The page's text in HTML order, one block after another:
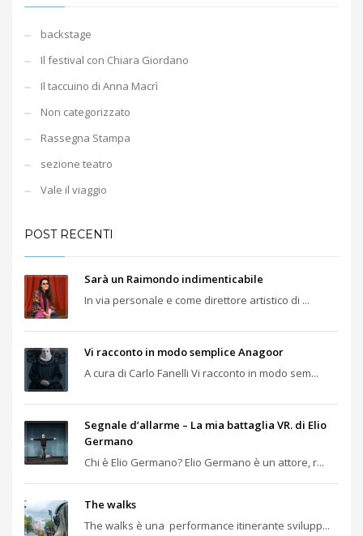
backstage
Il festival con Chiara Giordano
Il taccuino di Anna Macrì
Non categorizzato
Rassegna Stampa
sezione teatro
Vale il viaggio
POST RECENTI
Sarà un Raimondo indimenticabile
In via personale e come direttore artistico di ...
Vi racconto in modo semplice Anagoor
A cura di Carlo Fanelli Vi racconto in modo sem...
Segnale d’allarme – La mia battaglia VR. di Elio
Germano
Chi è Elio Germano? Elio Germano è un attore, r...
The walks
The walks è una performance itinerante svilupp...